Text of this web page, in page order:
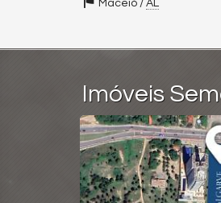
Maceió / AL
Imóveis